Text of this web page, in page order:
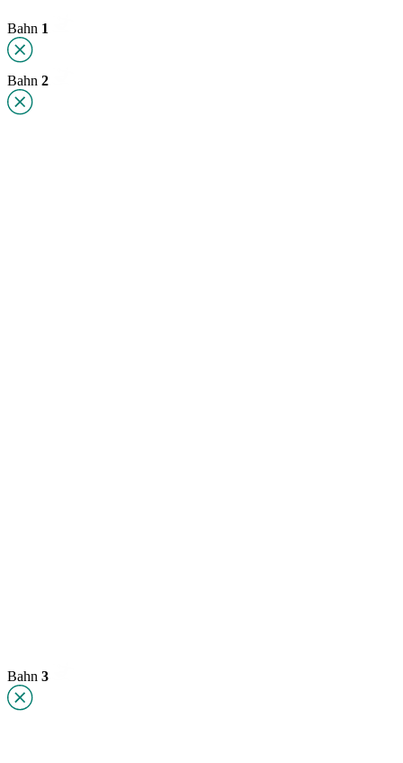
Bahn 1
Bahn 2
Bahn 3